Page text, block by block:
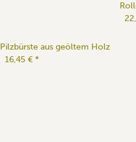
Pilzbürste aus geöltem Holz
16,45 € *